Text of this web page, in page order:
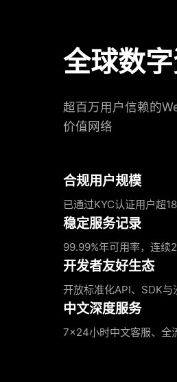
全球数
超百万用户信赖的
价值网络
合规用户规模
已通过KYC认证用户超
稳定服务记录
99.99%年可用率，连续
开发者友好生态
开放标准化API、SDK
中文深度服务
7×24小时中文客服、全